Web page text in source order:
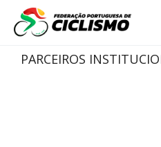
Close
PARCEIROS